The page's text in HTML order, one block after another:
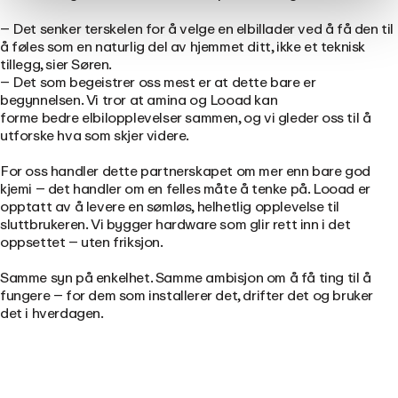
– Det senker terskelen for å velge en elbillader ved å få den til
å føles som en naturlig del av hjemmet ditt, ikke et teknisk
tillegg, sier Søren.
– Det som begeistrer oss mest er at dette bare er
begynnelsen. Vi tror at amina og Looad kan
forme bedre elbilopplevelser sammen, og vi gleder oss til å
utforske hva som skjer videre.
For oss handler dette partnerskapet om mer enn bare god
kjemi – det handler om en felles måte å tenke på. Looad er
opptatt av å levere en sømløs, helhetlig opplevelse til
sluttbrukeren. Vi bygger hardware som glir rett inn i det
oppsettet – uten friksjon.
Samme syn på enkelhet. Samme ambisjon om å få ting til å
fungere – for dem som installerer det, drifter det og bruker
det i hverdagen.